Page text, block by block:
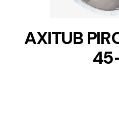
AXITUB